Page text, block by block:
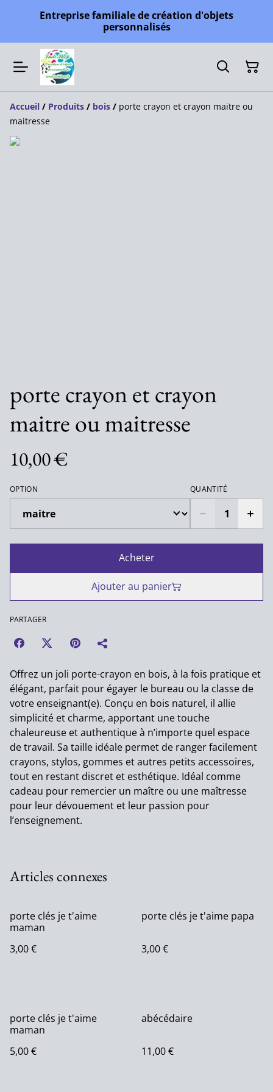
Entreprise familiale de création d'objets
personnalisés
Accueil / Produits / bois / porte crayon et crayon maitre ou
maitresse
porte crayon et crayon
maitre ou maitresse
10,00 €
OPTION QUANTITÉ
Acheter
Ajouter au panier
PARTAGER
Offrez un joli porte-crayon en bois, à la fois pratique et
élégant, parfait pour égayer le bureau ou la classe de
votre enseignant(e). Conçu en bois naturel, il allie
simplicité et charme, apportant une touche
chaleureuse et authentique à n’importe quel espace
de travail. Sa taille idéale permet de ranger facilement
crayons, stylos, gommes et autres petits accessoires,
tout en restant discret et esthétique. Idéal comme
cadeau pour remercier un maître ou une maîtresse
pour leur dévouement et leur passion pour
l’enseignement.
Articles connexes
porte clés je t'aime
maman
3,00 €
porte clés je t'aime papa
3,00 €
porte clés je t'aime
maman
5,00 €
abécédaire
11,00 €